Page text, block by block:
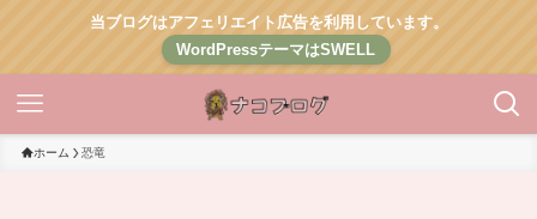
当ブログはアフェリエイト広告を利用しています。
WordPressテーマはSWELL
ホーム 恐竜